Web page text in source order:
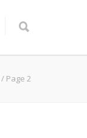
/ Page 2